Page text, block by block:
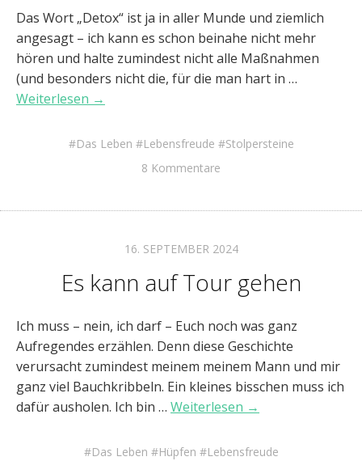
Das Wort „Detox“ ist ja in aller Munde und ziemlich
angesagt – ich kann es schon beinahe nicht mehr
hören und halte zumindest nicht alle Maßnahmen
(und besonders nicht die, für die man hart in …
Weiterlesen →
Das Leben Lebensfreude
Stolpersteine
8 Kommentare
16. SEPTEMBER 2024
Es kann auf Tour gehen
Ich muss – nein, ich darf – Euch noch was ganz
Aufregendes erzählen. Denn diese Geschichte
verursacht zumindest meinem meinem Mann und mir
ganz viel Bauchkribbeln. Ein kleines bisschen muss ich
dafür ausholen. Ich bin … Weiterlesen →
Das Leben Hüpfen
Lebensfreude